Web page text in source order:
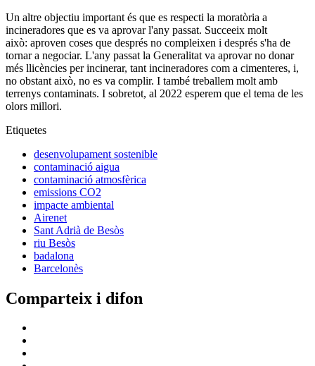
Un altre objectiu important és que es respecti la moratòria a
incineradores que es va aprovar l'any passat. Succeeix molt
això: aproven coses que després no compleixen i després s'ha de
tornar a negociar. L'any passat la Generalitat va aprovar no donar
més llicències per incinerar, tant incineradores com a cimenteres, i,
no obstant això, no es va complir. I també treballem molt amb
terrenys contaminats. I sobretot, al 2022 esperem que el tema de les
olors millori.
Etiquetes
desenvolupament sostenible
contaminació aigua
contaminació atmosfèrica
emissions CO2
impacte ambiental
Airenet
Sant Adrià de Besòs
riu Besòs
badalona
Barcelonès
Comparteix i difon